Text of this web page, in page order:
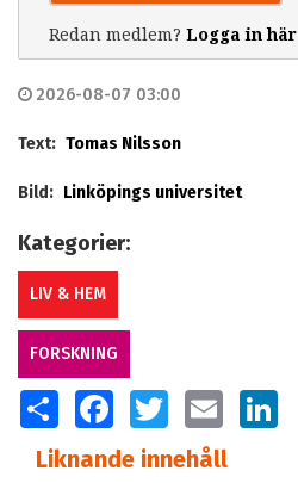
Redan medlem? Logga in här
2026-08-07 03:00
Text: Tomas Nilsson
Bild: Linköpings universitet
Kategorier:
LIV & HEM
FORSKNING
SHARE FACEBOOKTWITTER EMAIL
Liknande innehåll